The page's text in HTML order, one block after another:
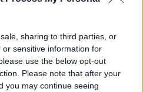
sharing to third parties, or
sensitive information for
use the below opt-out
Please note that after your
you may continue seeing